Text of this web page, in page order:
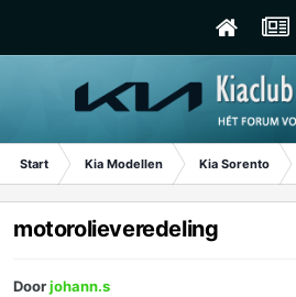
Start Kia Modellen Kia Sorento
motorolieveredeling
Doorjohann.s